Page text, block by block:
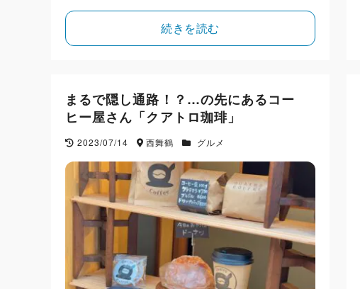
続きを読む
まるで隠し通路！？…の先にあるコー
ヒー屋さん「クアトロ珈琲」
2023/07/14 西舞鶴 グルメ